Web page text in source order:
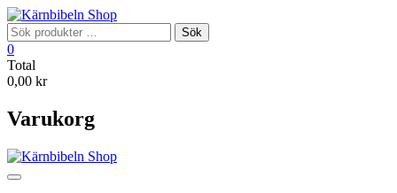
Skip
to
content
Sök
efter:
Sök
0
Total
0,00 kr
Varukorg